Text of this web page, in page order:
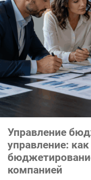
Управление
управление:
компанией